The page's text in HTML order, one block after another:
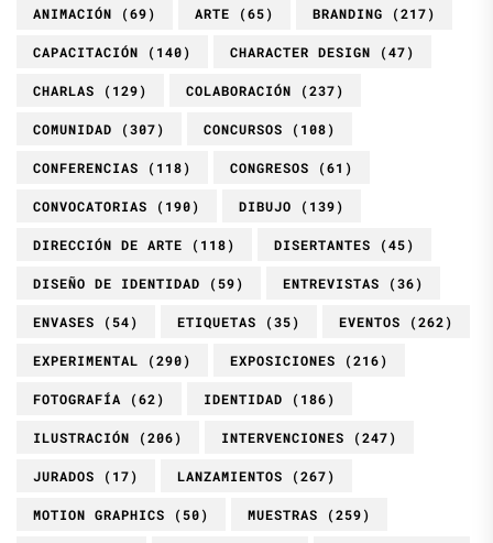
ANIMACIÓN (69) ARTE (65) BRANDING (217)
CAPACITACIÓN (140) CHARACTER DESIGN (47)
CHARLAS (129) COLABORACIÓN (237)
COMUNIDAD (307) CONCURSOS (108)
CONFERENCIAS (118) CONGRESOS (61)
CONVOCATORIAS (190) DIBUJO (139)
DIRECCIÓN DE ARTE (118) DISERTANTES (45)
DISEÑO DE IDENTIDAD (59) ENTREVISTAS (36)
ENVASES (54) ETIQUETAS (35) EVENTOS (262)
EXPERIMENTAL (290) EXPOSICIONES (216)
FOTOGRAFÍA (62) IDENTIDAD (186)
ILUSTRACIÓN (206) INTERVENCIONES (247)
JURADOS (17) LANZAMIENTOS (267)
MOTION GRAPHICS (50) MUESTRAS (259)